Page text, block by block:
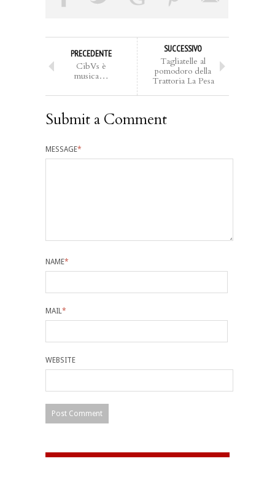
PRECEDENTE
CibVs è
musica…
SUCCESSIVO
Tagliatelle al
pomodoro della
Trattoria La Pesa
Submit a Comment
MESSAGE*
NAME*
MAIL*
WEBSITE